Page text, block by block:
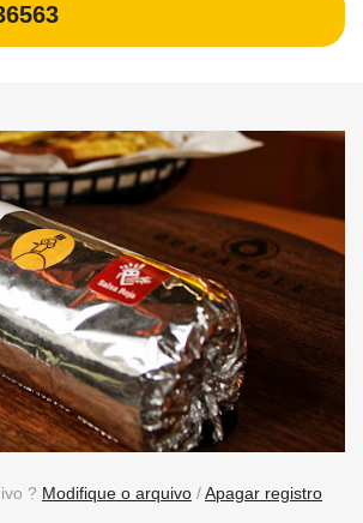
? Modifique o arquivo /Apagar registro